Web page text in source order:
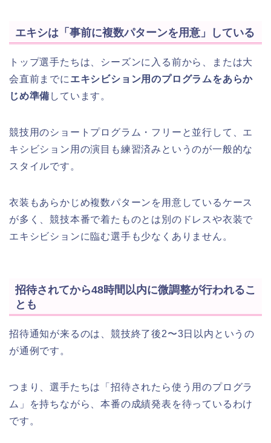
エキシは「事前に複数パターンを用意」している
トップ選手たちは、シーズンに入る前から、または大
会直前までにエキシビション用のプログラムをあらか
じめ準備 しています。
競技用のショートプログラム・フリーと並行して、エ
キシビション用の演目も練習済みというのが一般的な
スタイルです。
衣装もあらかじめ複数パターンを用意しているケース
が多く、競技本番で着たものとは別のドレスや衣装で
エキシビションに臨む選手も少なくありません。
招待されてから48時間以内に微調整が行われるこ
とも
招待通知が来るのは、競技終了後2〜3日以内というの
が通例です。
つまり、選手たちは「招待されたら使う用のプログラ
ム」を持ちながら、本番の成績発表を待っているわけ
です。